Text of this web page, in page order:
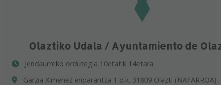
Olaztiko Udala / Ayuntamiento de
Jendaurreko ordutegia 10etatik 14etara
Garzia Ximenez enparantza 1 p.k. 31809 Olazti (NAFARROA)